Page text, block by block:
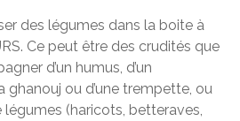
des légumes dans la boite à
Ce peut être des crudités que
d’un humus, d’un
ghanouj ou d’une trempette, ou
légumes (haricots, betteraves,